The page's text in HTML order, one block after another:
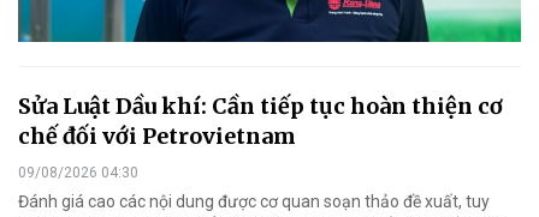
Sửa Luật Dầu khí: Cần tiếp tục hoàn thiện cơ
chế đối với Petrovietnam
09/08/2026 04:30
Đánh giá cao các nội dung được cơ quan soạn thảo đề xuất, tuy